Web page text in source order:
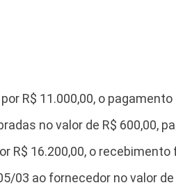
R$ 11.000,00, o pagamento
no valor de R$ 600,00,
16.200,00, o recebimento
03 ao fornecedor no valor